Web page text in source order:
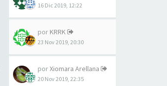
16 Dic 2019, 12:22
por KRRK
23 Nov 2019, 20:30
porXiomara Arellana
20 Nov 2019, 22:35